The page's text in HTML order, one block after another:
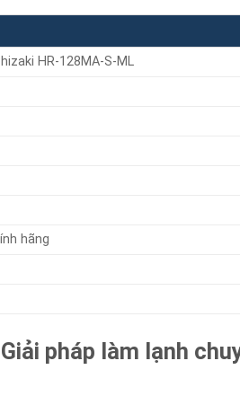
HR-128MA-S-ML
hãng
pháp làm lạnh